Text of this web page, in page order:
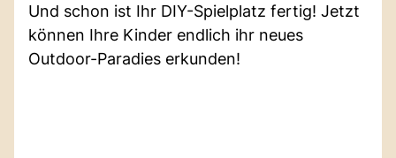
Und schon ist Ihr DIY-Spielplatz fertig! Jetzt
können Ihre Kinder endlich ihr neues
Outdoor-Paradies erkunden!